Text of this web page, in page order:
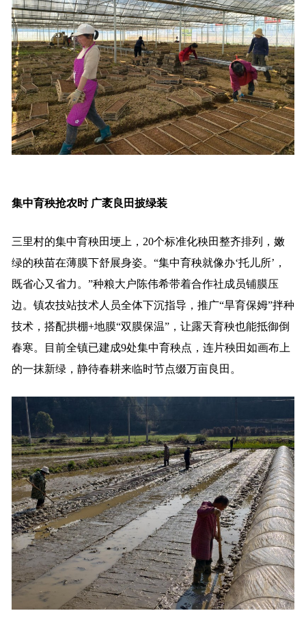
集中育秧抢农时 广袤良田披绿装
三里村的集中育秧田埂上，20个标准化秧田整齐排列，嫩
绿的秧苗在薄膜下舒展身姿。“集中育秧就像办‘托儿所’，
既省心又省力。”种粮大户陈伟希带着合作社成员铺膜压
边。镇农技站技术人员全体下沉指导，推广“旱育保姆”拌种
技术，搭配拱棚+地膜“双膜保温”，让露天育秧也能抵御倒
春寒。目前全镇已建成9处集中育秧点，连片秧田如画布上
的一抹新绿，静待春耕来临时节点缀万亩良田。